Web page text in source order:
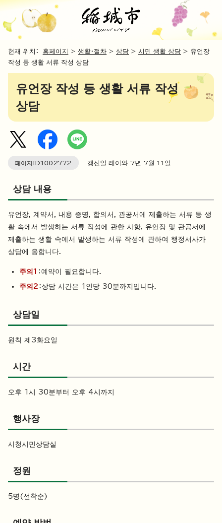
현재 위치： 홈페이지 > 생활・절차 > 상담 > 시민 생활 상담 > 유언장
작성 등 생활 서류 작성 상담
유언장 작성 등 생활 서류 작성
상담
페이지ID1002772 갱신일 레이와 7년 7월 11 일
상담 내용
유언장, 계약서, 내용 증명, 합의서, 관공서에 제출하는 서류 등 생
활 속에서 발생하는 서류 작성에 관한 사항, 유언장 및 관공서에
제출하는 생활 속에서 발생하는 서류 작성에 관하여 행정서사가
상담에 응합니다.
주의1 ：예약이 필요합니다.
주의2 ：상담 시간은 1인당 30분까지입니다.
상담일
원칙 제3화요일
시간
오후 1시 30분부터 오후 4시까지
행사장
시청시민상담실
정원
5명(선착순)